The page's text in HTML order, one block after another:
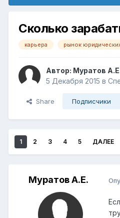
Сколько
карьера рынок
Автор: Муратов
5 Декабря 2015 в
Share Подписчики
1 2 3 4 5 ДАЛЕЕ
Муратов А.Е.